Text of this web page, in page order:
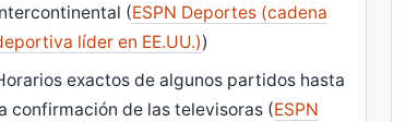
(ESPN Deportes (cadena
líder en EE.UU.))
exactos de algunos partidos hasta
confirmación de las televisoras (ESPN